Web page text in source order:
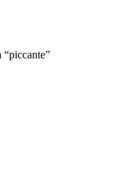
“piccante”